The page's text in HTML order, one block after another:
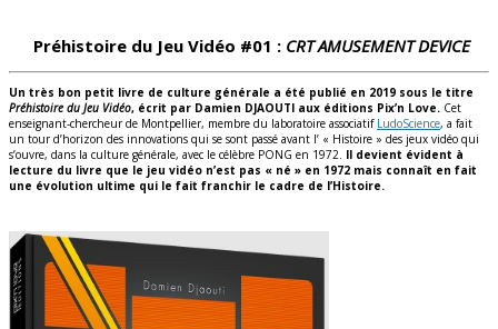
Préhistoire du Jeu Vidéo #01 : CRT AMUSEMENT DEVICE
Un très bon petit livre de culture générale a été publié en 2019 sous le titre
Préhistoire du Jeu Vidéo, écrit par Damien DJAOUTI aux éditions Pix’n Love. Cet
enseignant-chercheur de Montpellier, membre du laboratoire associatif LudoScience, a fait
un tour d’horizon des innovations qui se sont passé avant l’ « Histoire » des jeux vidéo qui
s’ouvre, dans la culture générale, avec le célèbre PONG en 1972. Il devient évident à
lecture du livre que le jeu vidéo n’est pas « né » en 1972 mais connaît en fait
une évolution ultime qui le fait franchir le cadre de l’Histoire.